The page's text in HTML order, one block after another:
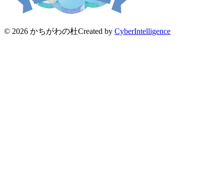
© 2026 かちがわの杜Created by CyberIntelligence